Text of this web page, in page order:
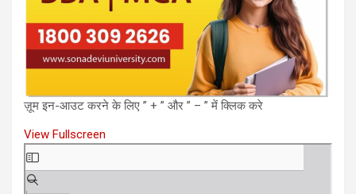
ज़ूम इन-आउट करने के लिए ” + ” और ” – ” में क्लिक करे
View Fullscreen
Skip
to
PDF